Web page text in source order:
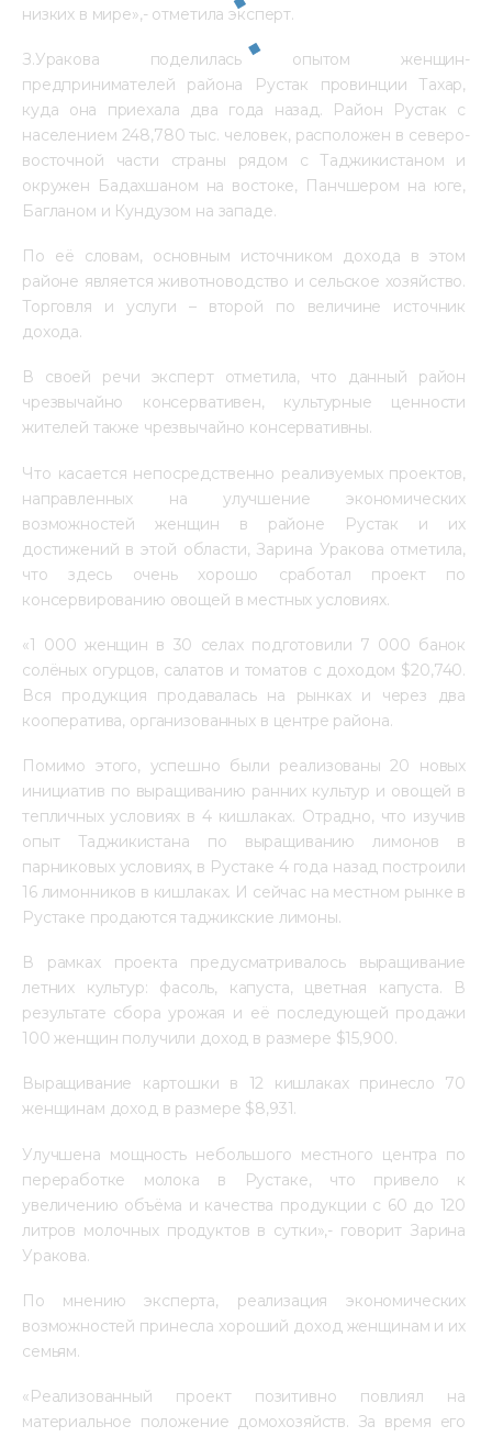
низких в мире»,- отметила эксперт.
З.Уракова поделилась опытом женщин-
предпринимателей района Рустак провинции Тахар,
куда она приехала два года назад. Район Рустак с
населением 248,780 тыс. человек, расположен в северо-
восточной части страны рядом с Таджикистаном и
окружен Бадахшаном на востоке, Панчшером на юге,
Багланом и Кундузом на западе.
По её словам, основным источником дохода в этом
районе является животноводство и сельское хозяйство.
Торговля и услуги – второй по величине источник
дохода.
В своей речи эксперт отметила, что данный район
чрезвычайно консервативен, культурные ценности
жителей также чрезвычайно консервативны.
Что касается непосредственно реализуемых проектов,
направленных на улучшение экономических
возможностей женщин в районе Рустак и их
достижений в этой области, Зарина Уракова отметила,
что здесь очень хорошо сработал проект по
консервированию овощей в местных условиях.
«1 000 женщин в 30 селах подготовили 7 000 банок
солёных огурцов, салатов и томатов с доходом $20,740.
Вся продукция продавалась на рынках и через два
кооператива, организованных в центре района.
Помимо этого, успешно были реализованы 20 новых
инициатив по выращиванию ранних культур и овощей в
тепличных условиях в 4 кишлаках. Отрадно, что изучив
опыт Таджикистана по выращиванию лимонов в
парниковых условиях, в Рустаке 4 года назад построили
16 лимонников в кишлаках. И сейчас на местном рынке в
Рустаке продаются таджикские лимоны.
В рамках проекта предусматривалось выращивание
летних культур: фасоль, капуста, цветная капуста. В
результате сбора урожая и её последующей продажи
100 женщин получили доход в размере $15,900.
Выращивание картошки в 12 кишлаках принесло 70
женщинам доход в размере $8,931.
Улучшена мощность небольшого местного центра по
переработке молока в Рустаке, что привело к
увеличению объёма и качества продукции с 60 до 120
литров молочных продуктов в сутки»,- говорит Зарина
Уракова.
По мнению эксперта, реализация экономических
возможностей принесла хороший доход женщинам и их
семьям.
«Реализованный проект позитивно повлиял на
материальное положение домохозяйств. За время его